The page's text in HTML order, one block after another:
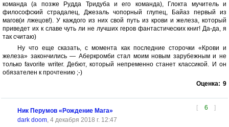
команда (а позже Рудда Тридуба и его команда), Глокта мучитель и
философский страдалец, Джезаль чопорный глупец, Байаз первый из
магов(и лжецов!). У каждого из них свой путь из крови и железа, который
приведет их к славе чуть ли не лучших геров фантастических книг! Да-да, я
так считаю)
Ну что еще сказать, с момента как последние сторочки «Крови и
железа» закончились — Аберкромби стал моим новым зарубежным и не
только favorite writer. Дебют, который непременно станет классикой. И он
обязателен к прочтению ;-)
Оценка: 9
[ 6 ]
Ник Перумов «Рождение Мага»
dark doom, 4 декабря 2018 г. 12:47